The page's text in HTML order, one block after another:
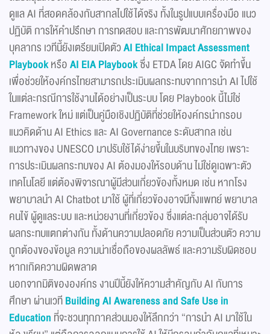
ดูแล AI ที่สอดคล้องกับสากลไปใช้ได้จริง ทั้งในรูปแบบเครื่องมือ แนว
ปฏิบัติ การให้คำปรึกษา การทดสอบ และการพัฒนาศักยภาพของ
บุคลากร เวทีนี้ยังเตรียมเปิดตัวAI Ethical Impact Assessment
PlaybookหรือAI EIA Playbookซึ่ง ETDA โดย AIGC จัดทำขึ้น
เพื่อช่วยให้องค์กรไทยสามารถประเมินผลกระทบจากการนำ AI ไปใช้
ในแต่ละกรณีการใช้งานได้อย่างเป็นระบบ โดย Playbook นี้ไม่ใช่
Framework ใหม่ แต่เป็นคู่มือเชิงปฏิบัติที่ช่วยให้องค์กรนำกรอบ
แนวคิดด้าน AI Ethics และ AI Governance ระดับสากล เช่น
แนวทางของ UNESCO มาปรับใช้ได้ง่ายขึ้นในบริบทของไทย เพราะ
การประเมินผลกระทบของ AI ต้องมองให้รอบด้าน ไม่ใช่ดูเฉพาะตัว
เทคโนโลยี แต่ต้องพิจารณาผู้มีส่วนเกี่ยวข้องทั้งหมด เช่น หากโรง
พยาบาลนำ AI Chatbot มาใช้ ผู้ที่เกี่ยวข้องอาจมีทั้งแพทย์ พยาบาล
คนไข้ ผู้ดูแลระบบ และหน่วยงานที่เกี่ยวข้อง ซึ่งแต่ละกลุ่มอาจได้รับ
ผลกระทบแตกต่างกัน ทั้งด้านความปลอดภัย ความเป็นส่วนตัว ความ
ถูกต้องของข้อมูล ความน่าเชื่อถือของผลลัพธ์ และความรับผิดชอบ
หากเกิดความผิดพลาด
นอกจากมิติขององค์กร งานปีนี้ยังให้ความสำคัญกับ AI กับการ
ศึกษา ผ่านเวทีBuilding AI Awareness and Safe Use in
Education ที่จะชวนทุกภาคส่วนมองให้ลึกกว่า “การนำ AI มาใช้ใน